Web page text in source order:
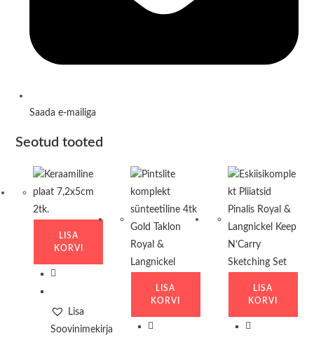
Saada e-mailiga
Seotud tooted
LISA
KORVI
Lisa
Soovinimekirja
LISA
KORVI
LISA
KORVI